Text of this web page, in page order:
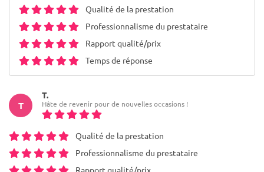
Qualité de la prestation
Professionnalisme du prestataire
Rapport qualité/prix
Temps de réponse
T
T.
Hâte de revenir pour de nouvelles occasions !
Qualité de la prestation
Professionnalisme du prestataire
Rapport qualité/prix